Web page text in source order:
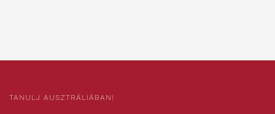
TANULJ AUSZTRÁLIÁBAN!